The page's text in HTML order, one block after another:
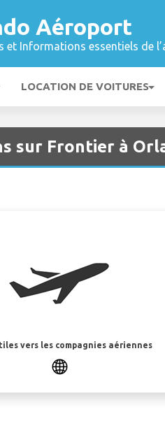
Aéroport
et Informations essentiels de
LOCATION DE VOITURES
sur Frontier à
vers les compagnies aériennes